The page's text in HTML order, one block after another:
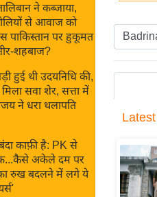
ने कब्जाया,
से आवाज को
पाकिस्तान पर हुकूमत
शहबाज?
हुई थी उदयनिधि की,
सवा शेर, सत्ता में
ने धरा थलापति
काफ़ी है: PK से
अकेले दम पर
का रुख बदलने में लगे ये
Latest